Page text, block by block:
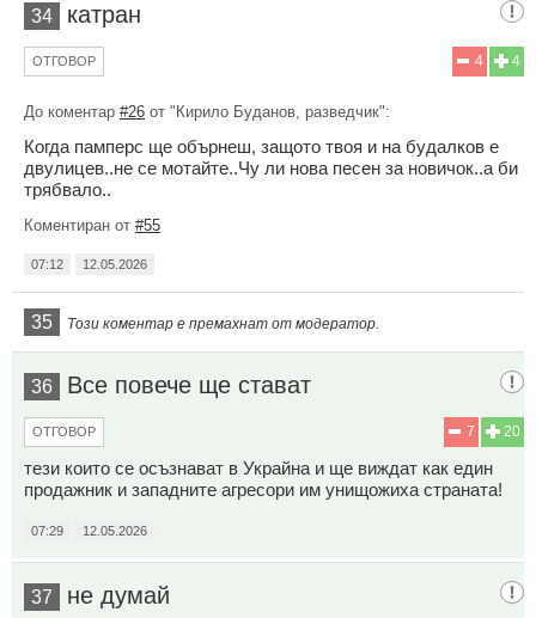
34 катран
4
4
ОТГОВОР
До коментар #26 от "Кирило Буданов, разведчик":
Когда памперс ще обърнеш, защото твоя и на будалков е
двулицев..не се мотайте..Чу ли нова песен за новичок..а би
трябвало..
Коментиран от #55
07:12 12.05.2026
35 Този коментар е премахнат от модератор.
36 Все повече ще стават
20
7
ОТГОВОР
тези които се осъзнават в Украйна и ще виждат как един
продажник и западните агресори им унищожиха страната!
07:29 12.05.2026
37 не думай